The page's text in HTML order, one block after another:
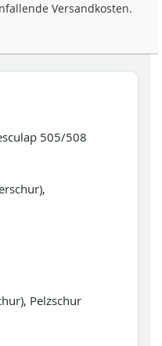
Versandkosten.
505/508
Pelzschur